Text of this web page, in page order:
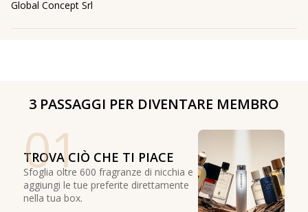
Global Concept Srl
3 PASSAGGI PER DIVENTARE MEMBRO
01
TROVA CIÒ CHE TI PIACE
Sfoglia oltre 600 fragranze di nicchia e
aggiungi le tue preferite direttamente
nella tua box.